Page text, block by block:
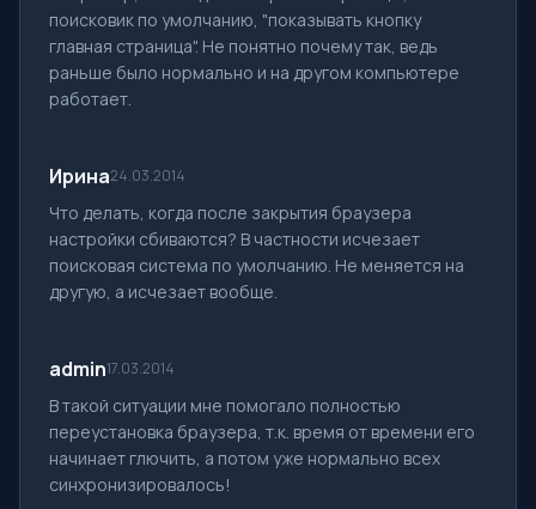
поисковик по умолчанию, "показывать кнопку
главная страница". Не понятно почему так, ведь
раньше было нормально и на другом компьютере
работает.
Ирина24.03.2014
Что делать, когда после закрытия браузера
настройки сбиваются? В частности исчезает
поисковая система по умолчанию. Не меняется на
другую, а исчезает вообще.
admin17.03.2014
В такой ситуации мне помогало полностью
переустановка браузера, т.к. время от времени его
начинает глючить, а потом уже нормально всех
синхронизировалось!